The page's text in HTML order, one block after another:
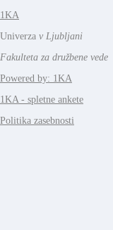
1KA
Univerza v Ljubljani
Fakulteta za družbene vede
Powered by: 1KA
1KA - spletne ankete
Politika zasebnosti